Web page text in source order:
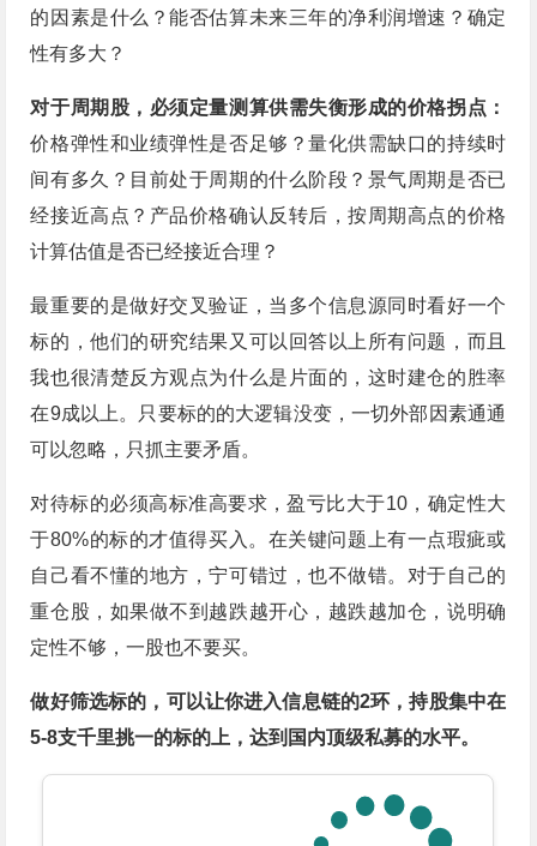
的因素是什么？能否估算未来三年的净利润增速？确定
性有多大？
对于周期股，必须定量测算供需失衡形成的价格拐点：
价格弹性和业绩弹性是否足够？量化供需缺口的持续时
间有多久？目前处于周期的什么阶段？景气周期是否已
经接近高点？产品价格确认反转后，按周期高点的价格
计算估值是否已经接近合理？
最重要的是做好交叉验证，当多个信息源同时看好一个
标的，他们的研究结果又可以回答以上所有问题，而且
我也很清楚反方观点为什么是片面的，这时建仓的胜率
在9成以上。只要标的的大逻辑没变，一切外部因素通通
可以忽略，只抓主要矛盾。
对待标的必须高标准高要求，盈亏比大于10，确定性大
于80%的标的才值得买入。在关键问题上有一点瑕疵或
自己看不懂的地方，宁可错过，也不做错。对于自己的
重仓股，如果做不到越跌越开心，越跌越加仓，说明确
定性不够，一股也不要买。
做好筛选标的，可以让你进入信息链的2环，持股集中在
5-8支千里挑一的标的上，达到国内顶级私募的水平。